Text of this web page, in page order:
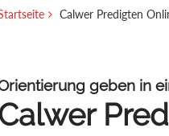
Calwer Predigten
geben in